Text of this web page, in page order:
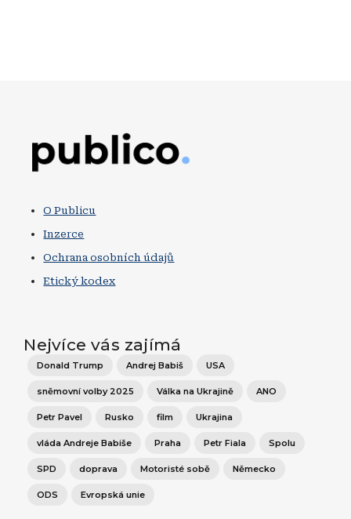
O Publicu
Inzerce
Ochrana osobních údajů
Etický kodex
Nejvíce vás zajímá
Donald Trump Andrej Babiš USA
sněmovní volby 2025 Válka na Ukrajině ANO
Petr Pavel Rusko film Ukrajina
vláda Andreje Babiše Praha Petr Fiala Spolu
SPD doprava Motoristé sobě Německo
ODS Evropská unie